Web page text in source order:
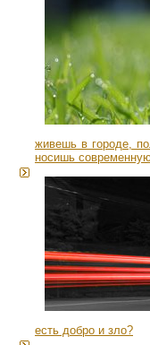
живешь в городе,
носишь
есть добро и зло?